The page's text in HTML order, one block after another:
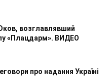
возглавлявший
«Плацдарм». ВИДЕО
про надання Україні